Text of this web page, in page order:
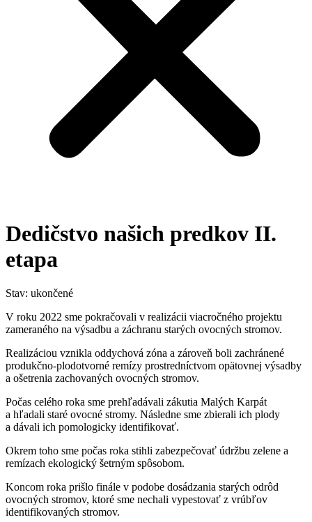
Dedičstvo našich predkov II.
etapa
Stav: ukončené
V roku 2022 sme pokračovali v realizácii viacročného projektu
zameraného na výsadbu a záchranu starých ovocných stromov.
Realizáciou vznikla oddychová zóna a zároveň boli zachránené
produkčno-plodotvorné remízy prostredníctvom opätovnej výsadby
a ošetrenia zachovaných ovocných stromov.
Počas celého roka sme prehľadávali zákutia Malých Karpát
a hľadali staré ovocné stromy. Následne sme zbierali ich plody
a dávali ich pomologicky identifikovať.
Okrem toho sme počas roka stihli zabezpečovať údržbu zelene a
remízach ekologický šetrným spôsobom.
Koncom roka prišlo finále v podobe dosádzania starých odrôd
ovocných stromov, ktoré sme nechali vypestovať z vrúbľov
identifikovaných stromov.